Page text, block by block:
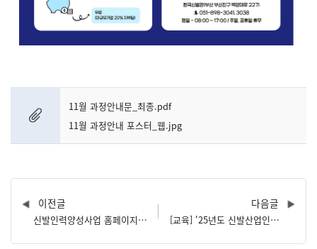
11월 과정안내문_최종.pdf
11월 과정안내 포스터_웹.jpg
이전글
신발인력양성사업 홈페이지 개편 및 교육신청 안내
다음글
[교육] '25년도 신발산업인력양성 12월 교육과정 안내